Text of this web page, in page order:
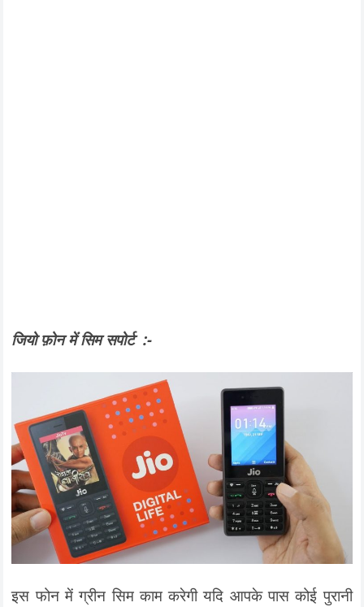
जियो फ़ोन में सिम सपोर्ट :-
इस फोन में ग्रीन सिम काम करेगी यदि आपके पास कोई पुरानी